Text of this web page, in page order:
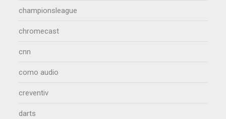
championsleague
chromecast
cnn
como audio
creventiv
darts